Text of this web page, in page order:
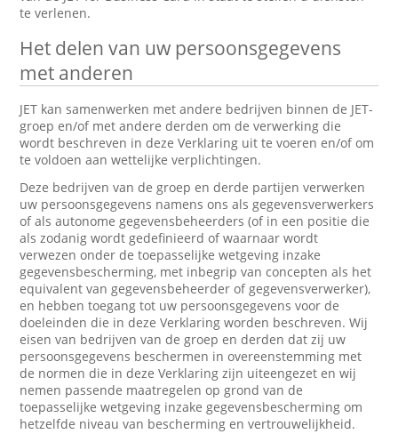
te verlenen.
Het delen van uw persoonsgegevens
met anderen
JET kan samenwerken met andere bedrijven binnen de JET-
groep en/of met andere derden om de verwerking die
wordt beschreven in deze Verklaring uit te voeren en/of om
te voldoen aan wettelijke verplichtingen.
Deze bedrijven van de groep en derde partijen verwerken
uw persoonsgegevens namens ons als gegevensverwerkers
of als autonome gegevensbeheerders (of in een positie die
als zodanig wordt gedefinieerd of waarnaar wordt
verwezen onder de toepasselijke wetgeving inzake
gegevensbescherming, met inbegrip van concepten als het
equivalent van gegevensbeheerder of gegevensverwerker),
en hebben toegang tot uw persoonsgegevens voor de
doeleinden die in deze Verklaring worden beschreven. Wij
eisen van bedrijven van de groep en derden dat zij uw
persoonsgegevens beschermen in overeenstemming met
de normen die in deze Verklaring zijn uiteengezet en wij
nemen passende maatregelen op grond van de
toepasselijke wetgeving inzake gegevensbescherming om
hetzelfde niveau van bescherming en vertrouwelijkheid.